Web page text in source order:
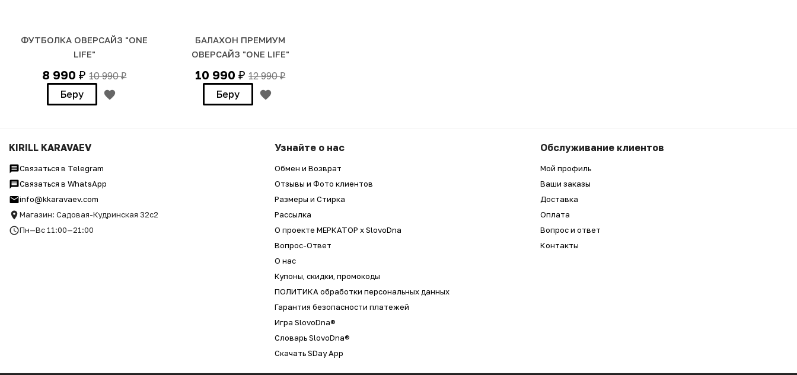
ФУТБОЛКА ОВЕРСАЙЗ "ONE
LIFE"
8 990₽ 10 990₽
Беру
БАЛАХОН ПРЕМИУМ
ОВЕРСАЙЗ "ONE LIFE"
10 990₽ 12 990₽
Беру
KIRILL KARAVAEV
Связаться в Telegram
Связаться в WhatsApp
info@kkaravaev.com
Магазин: Садовая-Кудринская 32с2
Пн—Вс 11:00—21:00
Узнайте о нас
Обмен и Возврат
Отзывы и Фото клиентов
Размеры и Стирка
Рассылка
О проекте МЕРКАТОР x SlovoDna
Вопрос-Ответ
О нас
Купоны, скидки, промокоды
ПОЛИТИКА обработки персональных данных
Гарантия безопасности платежей
Игра SlovoDna®
Словарь SlovoDna®
Скачать SDay App
Обслуживание клиентов
Мой профиль
Ваши заказы
Доставка
Оплата
Вопрос и ответ
Контакты